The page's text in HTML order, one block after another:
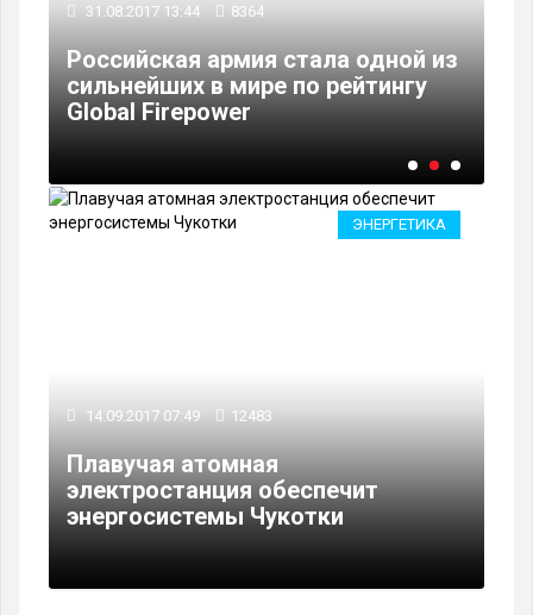
31.08.2017 13:44 8364
Российская армия стала одной из
сильнейших в мире по рейтингу
Global Firepower
ЭНЕРГЕТИКА
14.09.2017 07:49 12483
Плавучая атомная
электростанция обеспечит
энергосистемы Чукотки